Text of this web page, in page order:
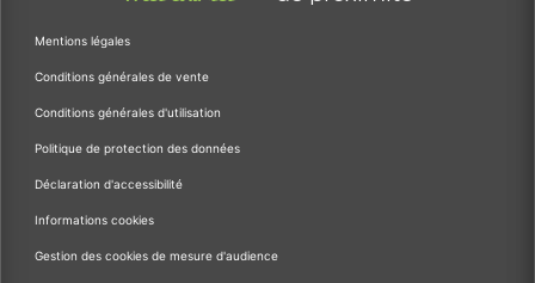
Mentions légales
Conditions générales de vente
Conditions générales d'utilisation
Politique de protection des données
Déclaration d'accessibilité
Informations cookies
Gestion des cookies de mesure d'audience